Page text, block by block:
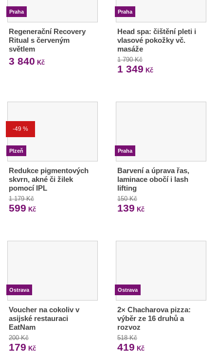
Praha
Regenerační Recovery
Ritual s červeným
světlem
3 840 Kč
Praha
Head spa: čištění pleti i
vlasové pokožky vč.
masáže
1 790 Kč
1 349 Kč
-49 %
Plzeň
Redukce pigmentových
skvrn, akné či žilek
pomocí IPL
1 179 Kč
599 Kč
Praha
Barvení a úprava řas,
laminace obočí i lash
lifting
150 Kč
139 Kč
Ostrava
Voucher na cokoliv v
asijské restauraci
EatNam
200 Kč
179 Kč
Ostrava
2× Chacharova pizza:
výběr ze 16 druhů a
rozvoz
518 Kč
419 Kč